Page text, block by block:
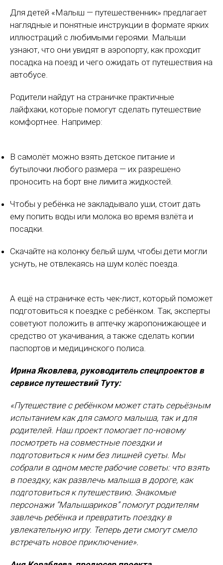
Для детей «Малыш — путешественник» предлагает
наглядные и понятные инструкции в формате ярких
иллюстраций с любимыми героями. Малыши
узнают, что они увидят в аэропорту, как проходит
посадка на поезд и чего ожидать от путешествия на
автобусе.
Родители найдут на страничке практичные
лайфхаки, которые помогут сделать путешествие
комфортнее. Например:
В самолёт можно взять детское питание и
бутылочки любого размера — их разрешено
проносить на борт вне лимита жидкостей.
Чтобы у ребёнка не закладывало уши, стоит дать
ему попить воды или молока во время взлёта и
посадки.
Скачайте на колонку белый шум, чтобы дети могли
уснуть, не отвлекаясь на шум колёс поезда.
А ещё на страничке есть чек-лист, который поможет
подготовиться к поездке с ребёнком. Так, эксперты
советуют положить в аптечку жаропонижающее и
средство от укачивания, а также сделать копии
паспортов и медицинского полиса.
Ирина Яковлева, руководитель спецпроектов в
сервисе путешествий Туту:
«Путешествие с ребёнком может стать серьёзным
испытанием как для самого малыша, так и для
родителей. Наш проект помогает по-новому
посмотреть на совместные поездки и
подготовиться к ним без лишней суеты. Мы
собрали в одном месте рабочие советы: что взять
в поездку, как развлечь малыша в дороге, как
подготовиться к путешествию. Знакомые
персонажи “Малышариков” помогут родителям
завлечь ребёнка и превратить поездку в
увлекательную игру. Теперь дети смогут смело
встречать новое приключение».